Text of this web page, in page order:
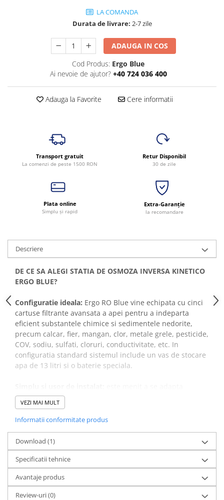
LA COMANDA
Durata de livrare: 2-7 zile
ADAUGA IN COS
Cod Produs: Ergo Blue
Ai nevoie de ajutor? +40 724 036 400
Adauga la Favorite Cere informatii
Transport gratuit
La comenzi de peste 1500 RON
Retur Disponibil
30 de zile
Plata online
Simplu și rapid
Extra-Garanție
la recomandare
Descriere
DE CE SA ALEGI STATIA DE OSMOZA INVERSA KINETICO
ERGO BLUE?
Configuratie ideala: Ergo RO Blue vine echipata cu cinci
cartuse filtrante avansata a apei pentru a indeparta
eficient substantele chimice si sedimentele nedorite,
precum calcar, fier, mangan, clor, metale grele, pesticide,
COV, sodiu, sulfati, cloruri, conductivitate, etc. In
configuratia standard sistemul include un vas de stocare
apa de 13 litri si o baterie speciala.
spatiilor mici, inguste, deoarece are dimensiuni reduse si
prezinta mai multe optiuni de instalare. Eficient si
economic: functioneaza doar cand e nevoie; costurile de
filtrelor.
Performanta ridicata a membranei de osmoza inversa:
Membrana de osmoza inversa RO 50 ofera apa o calitate
buna si la un debit ridicat, astfel incat sa poti beneficia in
mod continuu de apa pura.
VEZI MAI MULT
Informatii conformitate produs
Download (1)
Specificatii tehnice
Avantaje produs
Review-uri(0)